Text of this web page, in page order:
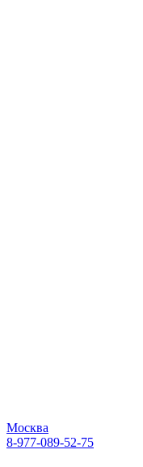
Москва
8-977-089-52-75